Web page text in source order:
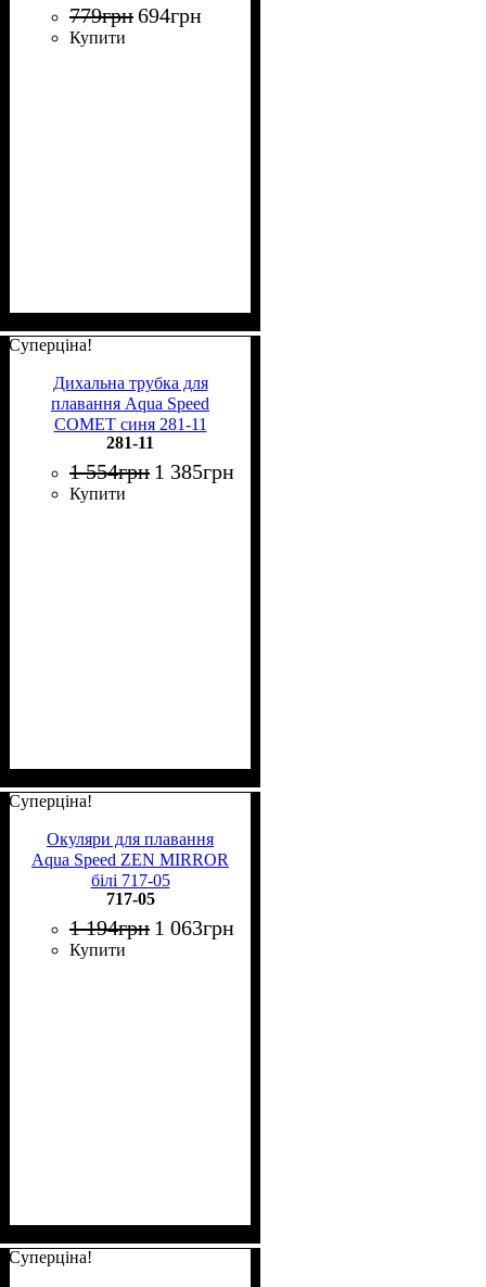
779грн694грн
Купити
Суперціна!
Дихальна трубка для
плавання Aqua Speed
COMET синя 281-11
281-11
1 554грн 1 385грн
Купити
Суперціна!
Окуляри для плавання
Aqua Speed ZEN MIRROR
білі 717-05
717-05
1 194грн 1 063грн
Купити
Суперціна!